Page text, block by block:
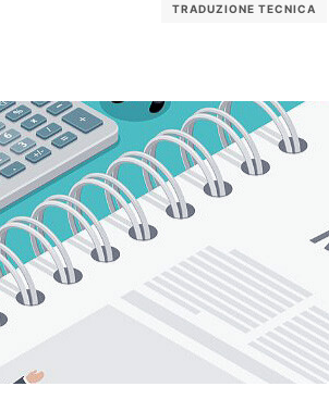
TRADUZIONE TECNICA